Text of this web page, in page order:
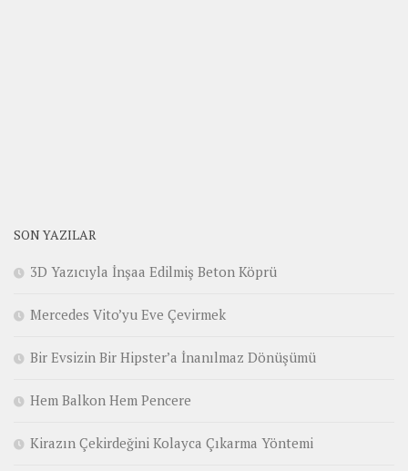
SON YAZILAR
3D Yazıcıyla İnşaa Edilmiş Beton Köprü
Mercedes Vito’yu Eve Çevirmek
Bir Evsizin Bir Hipster’a İnanılmaz Dönüşümü
Hem Balkon Hem Pencere
Kirazın Çekirdeğini Kolayca Çıkarma Yöntemi